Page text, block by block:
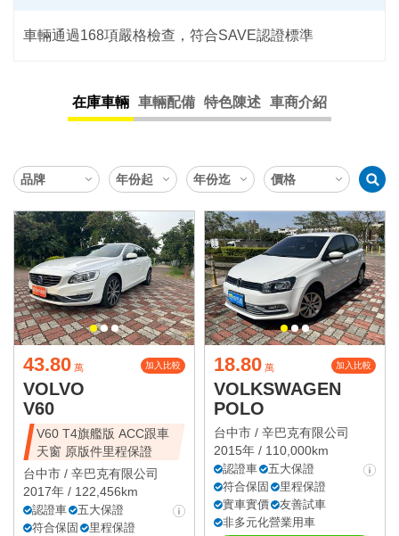
車輛通過168項嚴格檢查，符合SAVE認證標準
在庫車輛 車輛配備 特色陳述 車商介紹
43.80 萬 加入比較
VOLVO
V60
V60 T4旗艦版 ACC跟車
天窗 原版件里程保證
台中市 / 辛巴克有限公司
2017年 / 122,456km
認證車
五大保證
符合保固
里程保證
18.80 萬 加入比較
VOLKSWAGEN
POLO
台中市 / 辛巴克有限公司
2015年 / 110,000km
認證車
五大保證
符合保固
里程保證
實車實價
友善試車
非多元化營業用車